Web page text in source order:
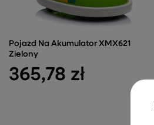
Pojazd Na Akumulator XMX621
Zielony
365,78 zł